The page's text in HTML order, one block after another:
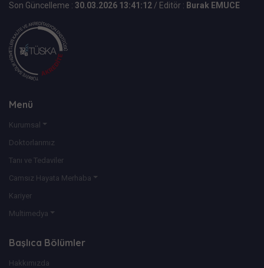
Son Güncelleme : 30.03.2026 13:41:12 / Editör : Burak EMUCE
Menü
Kurumsal
Doktorlarımız
Tanı ve Tedaviler
Camsız Hayata Merhaba
Kariyer
Multimedya
Başlıca Bölümler
Hakkımızda